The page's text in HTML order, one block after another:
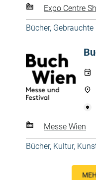
Expo Centre
Bücher, Gebrauchte
Messe Wien
Bücher, Kultur,